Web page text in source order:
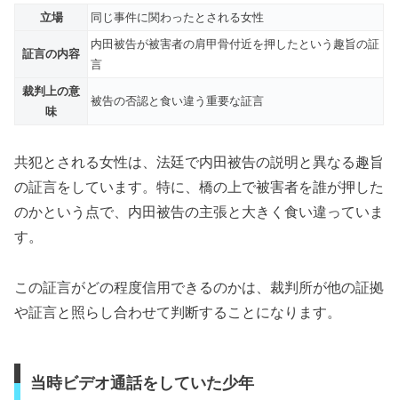
立場 同じ事件に関わったとされる女性
証言の内容
内田被告が被害者の肩甲骨付近を押したという趣旨の証
言
裁判上の意
味
被告の否認と食い違う重要な証言
共犯とされる女性は、法廷で内田被告の説明と異なる趣旨
の証言をしています。特に、橋の上で被害者を誰が押した
のかという点で、内田被告の主張と大きく食い違っていま
す。
この証言がどの程度信用できるのかは、裁判所が他の証拠
や証言と照らし合わせて判断することになります。
当時ビデオ通話をしていた少年